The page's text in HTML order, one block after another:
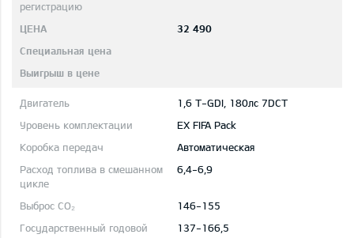
32 490
1,6 T-GDI, 180лс 7DCT
EX FIFA Pack
Автоматическая
6,4-6,9
146-155
137-166,5